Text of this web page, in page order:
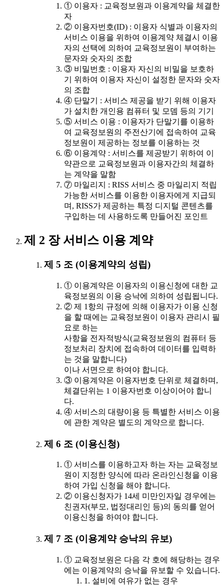
① 이용자 : 교육정보원과 이용계약을 체결한
자
② 이용자번호(ID) : 이용자 식별과 이용자의
서비스 이용을 위하여 이용계약 체결시 이용
자의 선택에 의하여 교육정보원이 부여하는
문자와 숫자의 조합
③ 비밀번호 : 이용자 자신의 비밀을 보호하
기 위하여 이용자 자신이 설정한 문자와 숫자
의 조합
④ 단말기 : 서비스 제공을 받기 위해 이용자
가 설치한 개인용 컴퓨터 및 모뎀 등의 기기
⑤ 서비스 이용 : 이용자가 단말기를 이용하
여 교육정보원의 주전산기에 접속하여 교육
정보원이 제공하는 정보를 이용하는 것
⑥ 이용계약 : 서비스를 제공받기 위하여 이
약관으로 교육정보원과 이용자간의 체결하
는 계약을 말함
⑦ 마일리지 : RISS 서비스 중 마일리지 적립
가능한 서비스를 이용한 이용자에게 지급되
며, RISS가 제공하는 특정 디지털 콘텐츠를
구입하는 데 사용하도록 만들어진 포인트
제 2 장 서비스 이용 계약
제 5 조 (이용계약의 성립)
① 이용계약은 이용자의 이용신청에 대한 교
육정보원의 이용 승낙에 의하여 성립됩니다.
② 제 1항의 규정에 의해 이용자가 이용 신청
을 할 때에는 교육정보원이 이용자 관리시 필
요로 하는
사항을 전자적방식(교육정보원의 컴퓨터 등
정보처리 장치에 접속하여 데이터를 입력하
는 것을 말합니다)
이나 서면으로 하여야 합니다.
③ 이용계약은 이용자번호 단위로 체결하며,
체결단위는 1 이용자번호 이상이어야 합니
다.
④ 서비스의 대량이용 등 특별한 서비스 이용
에 관한 계약은 별도의 계약으로 합니다.
제 6 조 (이용신청)
① 서비스를 이용하고자 하는 자는 교육정보
원이 지정한 양식에 따라 온라인신청을 이용
하여 가입 신청을 해야 합니다.
② 이용신청자가 14세 미만인자일 경우에는
친권자(부모, 법정대리인 등)의 동의를 얻어
이용신청을 하여야 합니다.
제 7 조 (이용계약 승낙의 유보)
① 교육정보원은 다음 각 호에 해당하는 경우
에는 이용계약의 승낙을 유보할 수 있습니다.
1. 설비에 여유가 없는 경우